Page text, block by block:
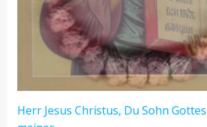
Herr Jesus Christus, Du Sohn